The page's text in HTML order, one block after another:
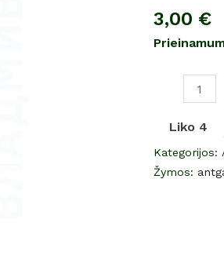
3,00 €
antgalis
mėlynu
žymėjimu,
Liko 4
Kategorijos:
Žymos: